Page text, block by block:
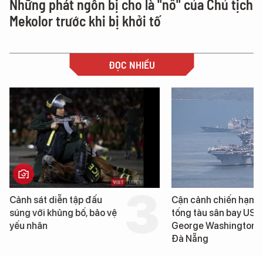
Những phát ngôn bị cho là "nổ" của Chủ tịch
Mekolor trước khi bị khởi tố
ĐỌC NHIỀU
Cảnh sát diễn tập đấu
súng với khủng bố, bảo vệ
yếu nhân
Cận cảnh chiến hạm
tống tàu sân bay USS
George Washington
Đà Nẵng